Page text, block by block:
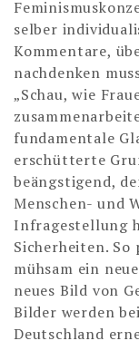
selber
Kommentare,
nachdenken
„Schau, wie
fundamentale
erschütterte
beängstigend,
Menschen- und
Infragestellung
Sicherheiten. So
mühsam ein
neues Bild von
Bilder werden
Deutschland